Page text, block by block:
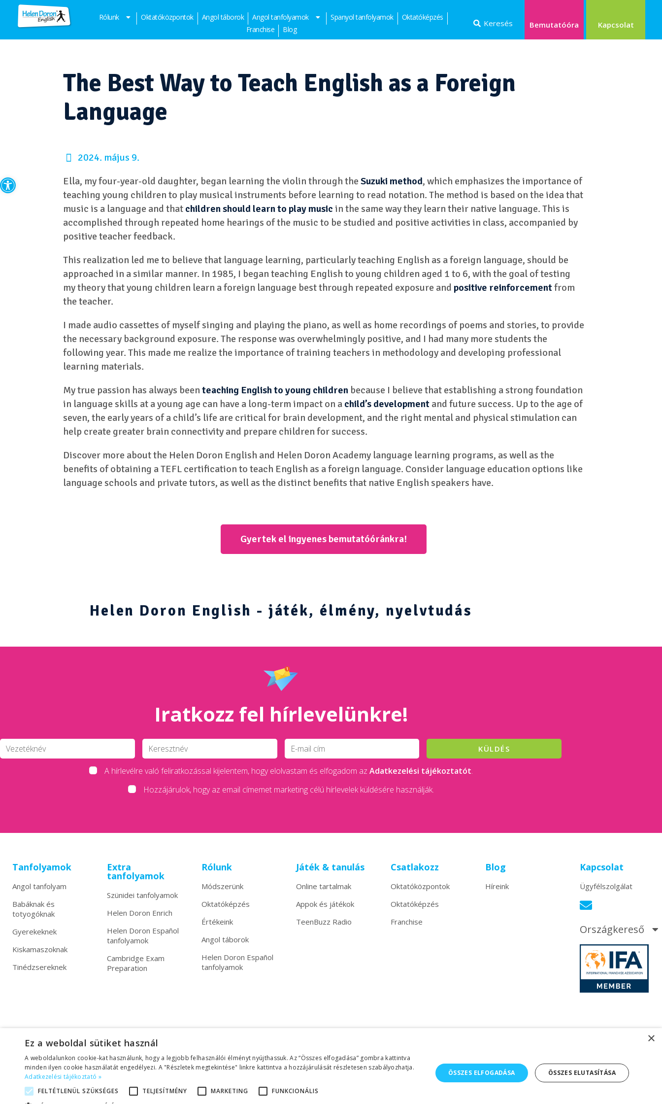
Eszköztár megnyitása
Rólunk Oktatóközpontok Angol táborok Angol tanfolyamok Spanyol tanfolyamok
Oktatóképzés
Franchise
Blog
Keresés Bemutatóóra Kapcsolat
The Best Way to Teach English as a Foreign
Language
2024. május 9.
Ella, my four-year-old daughter, began learning the violin through the Suzuki method, which emphasizes the importance of
teaching young children to play musical instruments before learning to read notation. The method is based on the idea that
music is a language and that children should learn to play music in the same way they learn their native language. This is
accomplished through repeated home hearings of the music to be studied and positive activities in class, accompanied by
positive teacher feedback.
This realization led me to believe that language learning, particularly teaching English as a foreign language, should be
approached in a similar manner. In 1985, I began teaching English to young children aged 1 to 6, with the goal of testing
my theory that young children learn a foreign language best through repeated exposure and positive reinforcementfrom
the teacher.
I made audio cassettes of myself singing and playing the piano, as well as home recordings of poems and stories, to provide
the necessary background exposure. The response was overwhelmingly positive, and I had many more students the
following year. This made me realize the importance of training teachers in methodology and developing professional
learning materials.
My true passion has always beenteaching English to young children because I believe that establishing a strong foundation
in language skills at a young age can have a long-term impact on a child’s development and future success. Up to the age of
seven, the early years of a child’s life are critical for brain development, and the right mental and physical stimulation can
help create greater brain connectivity and prepare children for success.
Discover more about the Helen Doron English and Helen Doron Academy language learning programs, as well as the
benefits of obtaining a TEFL certification to teach English as a foreign language. Consider language education options like
language schools and private tutors, as well as the distinct benefits that native English speakers have.
Gyertek el ingyenes bemutatóóránkra!
Helen Doron English - játék, élmény, nyelvtudás
Iratkozz fel hírlevelünkre!
A hírlevélre való feliratkozással kijelentem, hogy elolvastam és elfogadom az Adatkezelési tájékoztatót.
Hozzájárulok, hogy az email címemet marketing célú hírlevelek küldésére használják.
KÜLDÉS
Tanfolyamok
Angol tanfolyam
Babáknak és
totyogóknak
Gyerekeknek
Kiskamaszoknak
Tinédzsereknek
Extra
tanfolyamok
Szünidei tanfolyamok
Helen Doron Enrich
Helen Doron Español
tanfolyamok
Cambridge Exam
Preparation
Rólunk
Módszerünk
Oktatóképzés
Értékeink
Angol táborok
Helen Doron Español
tanfolyamok
Játék & tanulás
Online tartalmak
Appok és játékok
TeenBuzz Radio
Csatlakozz
Oktatóközpontok
Oktatóképzés
Franchise
Blog
Híreink
Kapcsolat
Ügyfélszolgálat
Országkereső
×
Ez a weboldal sütiket használ
A weboldalunkon cookie-kat használunk, hogy a legjobb felhasználói élményt nyújthassuk. Az “Összes elfogadása” gombra kattintva
minden ilyen cookie használatát engedélyezi. A "Részletek megtekintése" linkre kattintva a hozzájárulását részletesen szabályozhatja.
Adatkezelési tájékoztató »
FELTÉTLENÜL SZÜKSÉGES
TELJESÍTMÉNY MARKETING
FUNKCIONÁLIS
ÖSSZES ELFOGADÁSA ÖSSZES ELUTASÍTÁSA